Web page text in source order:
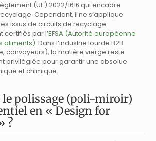
(UE) 2022/1616 qui encadre
Cependant, il ne s’applique
issus de circuits de recyclage
certifiés par l’EFSA (Autorité européenne
aliments). Dans l’industrie lourde B2B
convoyeurs), la matière vierge reste
privilégiée pour garantir une absolue
et chimique.
le polissage (poli-miroir)
en « Design for
?